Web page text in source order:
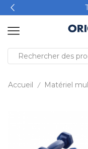
Accueil / Matériel